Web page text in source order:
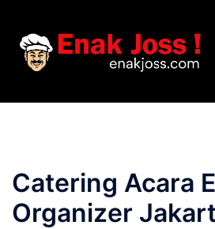
content
Catering Acara
Organizer